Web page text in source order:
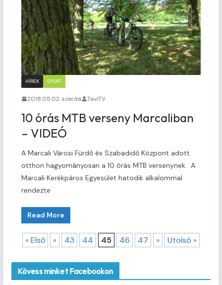
HÍREK SPORT
2018.05.02. szerda TaviTV
10 órás MTB verseny Marcaliban
– VIDEÓ
A Marcali Városi Fürdő és Szabadidő Központ adott
otthon hagyományosan a 10 órás MTB versenynek. A
Marcali Kerékpáros Egyesület hatodik alkalommal
rendezte
Read More
« Első « 43 44 45 46 47 » Utolsó »
Kövess minket Facebookon